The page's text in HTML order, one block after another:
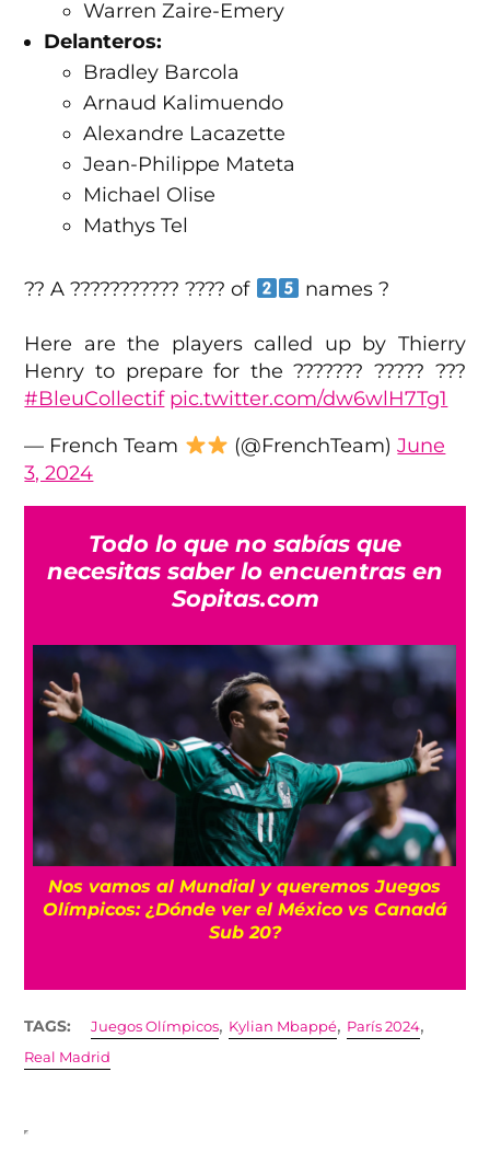
Warren Zaire-Emery
Delanteros:
Bradley Barcola
Arnaud Kalimuendo
Alexandre Lacazette
Jean-Philippe Mateta
Michael Olise
Mathys Tel
?‍? A ??????????? ???? of names ?
Here are the players called up by Thierry
Henry to prepare for the ??????? ????? ???
#BleuCollectif pic.twitter.com/dw6wlH7Tg1
— French Team
(@FrenchTeam)June
3, 2024
Todo lo que no sabías que
necesitas saber lo encuentras en
Sopitas.com
FIFA respalda a Infantino y “no tolerará
ataques contra su integridad”
TAGS: Juegos Olímpicos, Kylian Mbappé, París 2024,
Real Madrid